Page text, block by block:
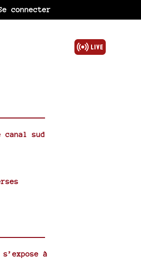
connecter
canal sud
s’expose à